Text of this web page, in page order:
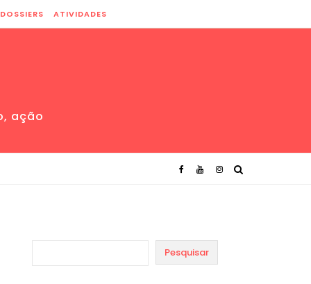
DOSSIERS ATIVIDADES
ação
Pesquisar